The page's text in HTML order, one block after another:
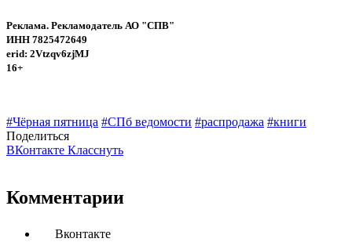
Реклама. Рекламодатель АО "СПВ"
ИНН 7825472649
erid: 2Vtzqv6zjMJ
16+
#Чёрная пятница #СПб ведомости #распродажа #книги
Поделиться
ВКонтакте Класснуть
Комментарии
Вконтакте